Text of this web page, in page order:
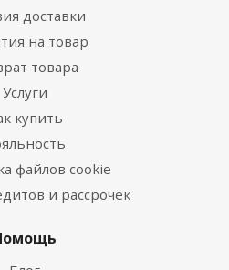
доставки
на товар
товара
Услуги
купить
файлов cookie
и рассрочек